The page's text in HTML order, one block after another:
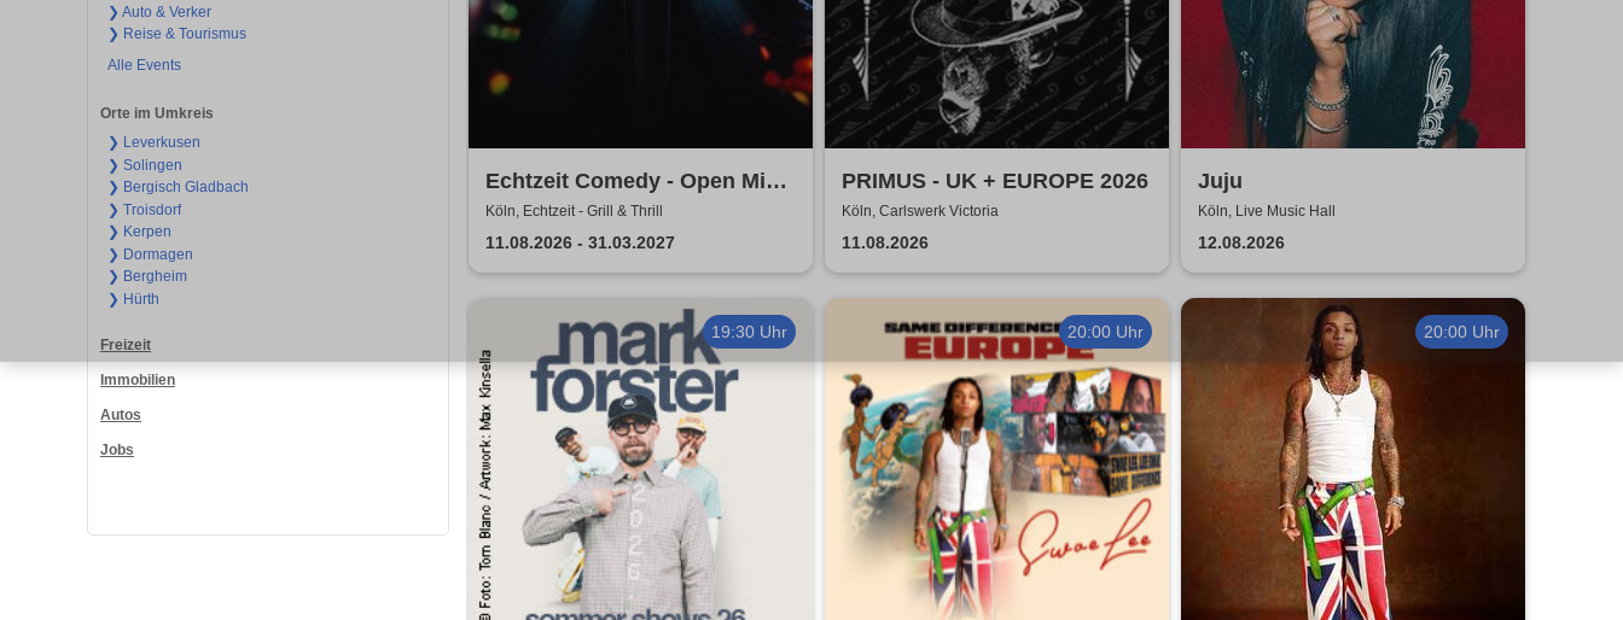
❯ Auto & Verker
❯ Reise & Tourismus
Alle Events
Orte im Umkreis
❯ Leverkusen
❯ Solingen
❯ Bergisch Gladbach
❯ Troisdorf
❯ Kerpen
❯ Dormagen
❯ Bergheim
❯ Hürth
Freizeit
Immobilien
Autos
Jobs
Echtzeit Comedy - Open Mic
& Bingo
Köln, Echtzeit - Grill & Thrill
11.08.2026 - 31.03.2027
PRIMUS - UK + EUROPE 2026
Köln, Carlswerk Victoria
11.08.2026
Juju
Köln, Live Music Hall
12.08.2026
19:30 Uhr 20:00 Uhr 20:00 Uhr